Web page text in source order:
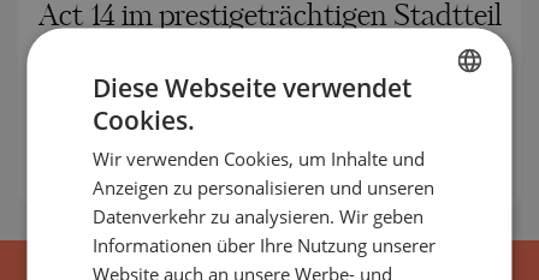
Act 14 im prestigeträchtigen Stadtteil
VINITSA / VARNA / VARNA / BULGARIEN
98 000-183 200
Preise pro m²: 1 649 - 2 119 €/m2 ENGLISH
GERMAN
Diese Webseite verwendet
Cookies.
Wir verwenden Cookies, um Inhalte und
Anzeigen zu personalisieren und unseren
Datenverkehr zu analysieren. Wir geben
Informationen über Ihre Nutzung unserer
Website auch an unsere Werbe- und